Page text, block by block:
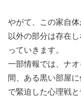
やがて、この家自
以外の部分は存在
っていきます。
一部情報では、ナ
間、ある黒い部屋
で緊迫した心理戦